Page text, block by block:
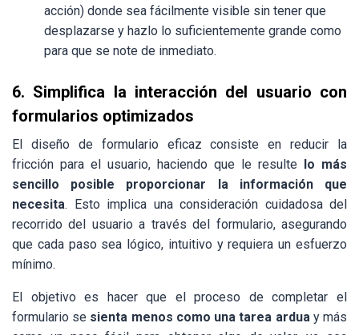
acción) donde sea fácilmente visible sin tener que
desplazarse y hazlo lo suficientemente grande como
para que se note de inmediato.
6. Simplifica la interacción del usuario con
formularios optimizados
El diseño de formulario eficaz consiste en reducir la
fricción para el usuario, haciendo que le resulte
lo más
sencillo posible proporcionar la información que
necesita. Esto implica una consideración cuidadosa del
recorrido del usuario a través del formulario, asegurando
que cada paso sea lógico, intuitivo y requiera un esfuerzo
mínimo.
El objetivo es hacer que el proceso de completar el
formulario se sienta menos como una tarea ardua y más